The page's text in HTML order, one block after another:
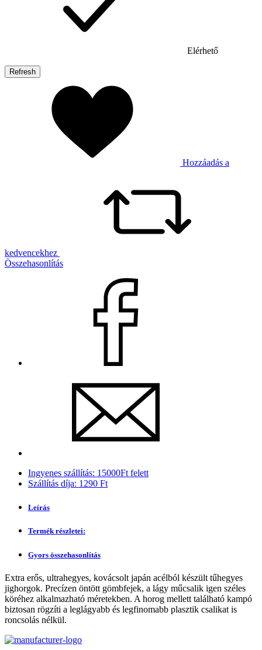
Elérhető
Hozzáadás a
kedvencekhez
Összehasonlítás
Ingyenes szállítás: 15000Ft felett
Szállítás díja: 1290 Ft
Leírás
Termék részletei:
Gyors összehasonlítás
Extra erős, ultrahegyes, kovácsolt japán acélból készült tűhegyes
jighorgok. Precízen öntött gömbfejek, a lágy műcsalik igen széles
köréhez alkalmazható méretekben. A horog mellett található kampó
biztosan rögzíti a leglágyabb és legfinomabb plasztik csalikat is
roncsolás nélkül.